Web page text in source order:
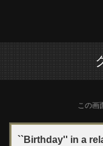
この画
``Birthday'' in a